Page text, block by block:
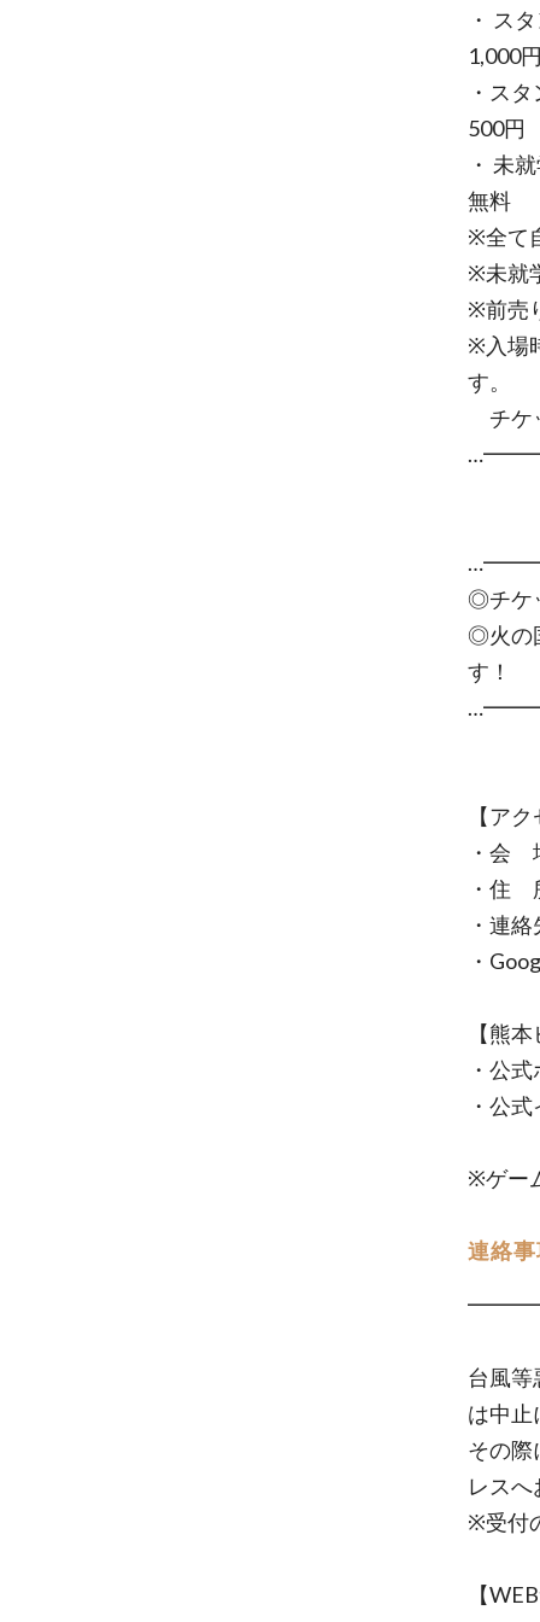
・
1,000
・
500円
・
無料
※全て
※未就
※前売
※入場
す。
チケ
◎チケ
◎火の
す！
【ア
・会
・住
・連
・
【熊
・公
・公
※ゲー
連絡
台風等
は中止
その際
レス
※受付
【